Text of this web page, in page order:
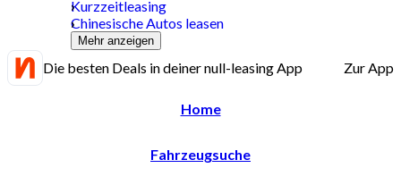
Kurzzeitleasing
Chinesische Autos leasen
Mehr anzeigen
Die besten Deals in deiner null-leasing App Zur App
Home
Fahrzeugsuche